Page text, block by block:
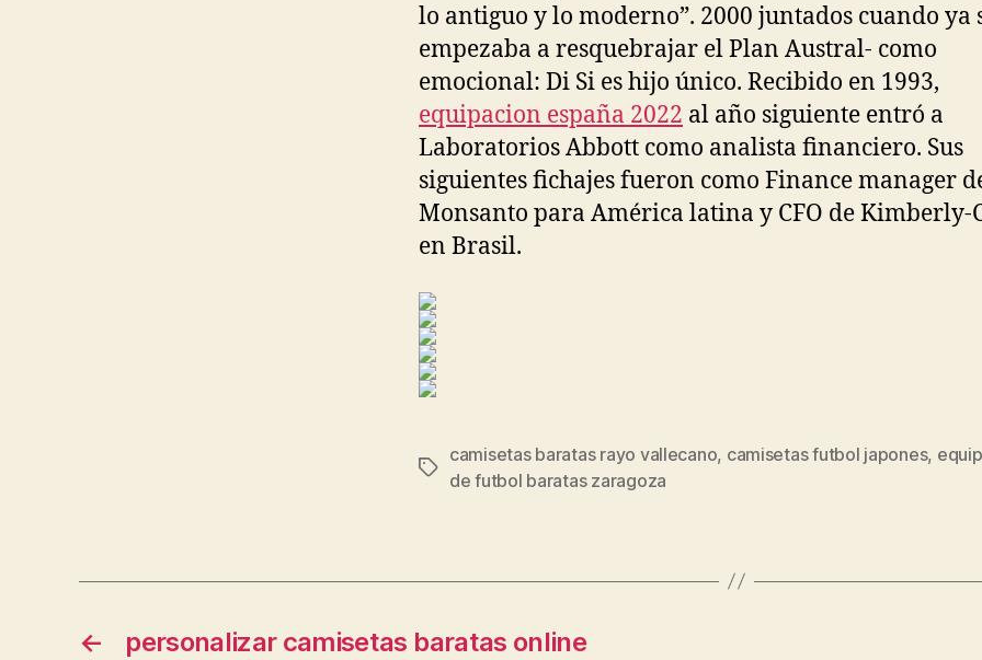
lo antiguo y lo moderno”. 2000 juntados cuando ya
empezaba a resquebrajar el Plan Austral- como
emocional: Di Si es hijo único. Recibido en 1993,
equipacion españa 2022 al año siguiente entró a
Laboratorios Abbott como analista financiero. Sus
siguientes fichajes fueron como Finance manager
Monsanto para América latina y CFO de Kimberly-
en Brasil.
Etiquetas
camisetas baratas rayo vallecano, camisetas futbol japones,
de futbol baratas zaragoza
← personalizar camisetas baratas online